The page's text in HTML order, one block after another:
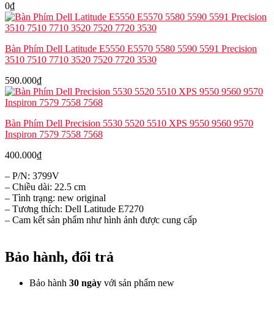
0₫
Bàn Phím Dell Latitude E5550 E5570 5580 5590 5591 Precision
3510 7510 7710 3520 7520 7720 3530
590.000₫
Bàn Phím Dell Precision 5530 5520 5510 XPS 9550 9560 9570
Inspiron 7579 7558 7568
400.000₫
– P/N: 3799V
– Chiều dài: 22.5 cm
– Tình trạng: new original
– Tương thích: Dell Latitude E7270
– Cam kết sản phẩm như hình ảnh được cung cấp
Bảo hành, đổi trả
Bảo hành 30 ngày với sản phẩm new